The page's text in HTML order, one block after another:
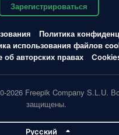
Зарегистрироваться
Политика
использования файлов
авторских правах
2026 Freepik Company S.L.U.
защищены.
Pусский